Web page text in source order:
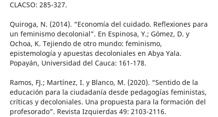
CLACSO: 285-327.
Quiroga, N. (2014). “Economía del cuidado. Reflexiones para
un feminismo decolonial”. En Espinosa, Y.; Gómez, D. y
Ochoa, K. Tejiendo de otro mundo: feminismo,
epistemología y apuestas decoloniales en Abya Yala.
Popayán, Universidad del Cauca: 161-178.
Ramos, FJ.; Martínez, I. y Blanco, M. (2020). “Sentido de la
educación para la ciudadanía desde pedagogías feministas,
críticas y decoloniales. Una propuesta para la formación del
profesorado”. Revista Izquierdas 49: 2103-2116.